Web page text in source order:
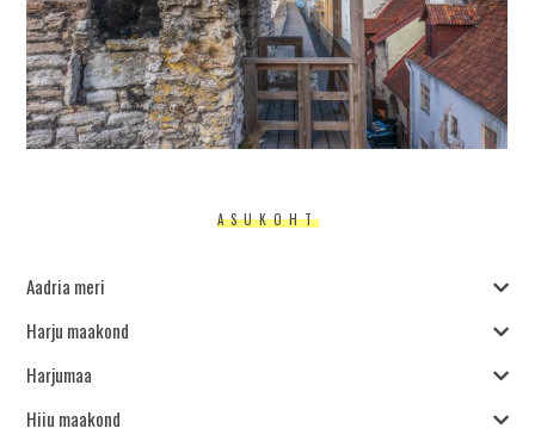
ASUKOHT
Aadria meri
Harju maakond
Harjumaa
Hiiu maakond